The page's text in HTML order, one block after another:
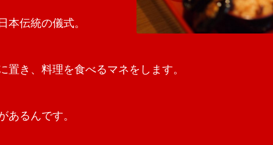
本伝統の儀式。
き、料理を食べるマネをします。
あるんです。